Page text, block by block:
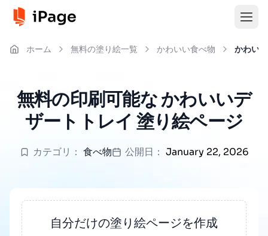
ホーム 無料の塗り絵一覧 かわいい食べ物 かわい
無料の印刷可能な かわいいデ
ザートトレイ 塗り絵ページ
カテゴリ： 食べ物 公開日： January 22, 2026
自分だけの塗り絵ページを作成